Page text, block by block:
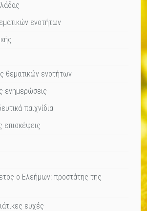
ενοτήτων
θεματικών ενοτήτων
ενημερώσεις
παιχνίδια
επισκέψεις
ο Ελεήμων: προστάτης της
ευχές